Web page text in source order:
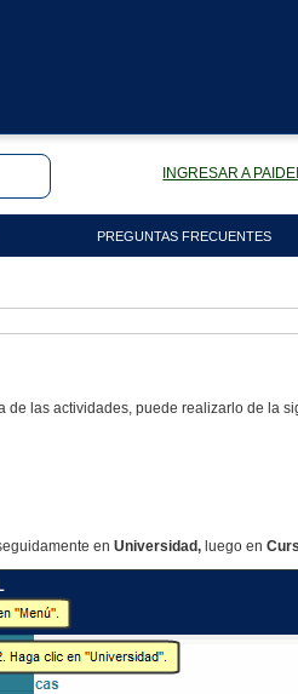
INGRESAR A
PREGUNTAS FRECUENTES
de las actividades, puede realizarlo de la
en Universidad, luego en